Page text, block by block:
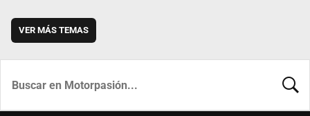
VER MÁS TEMAS